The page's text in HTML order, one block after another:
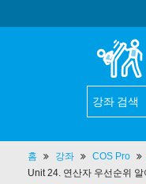
홈 강좌 COS Pro
Unit 24. 연산자 우선순위 알